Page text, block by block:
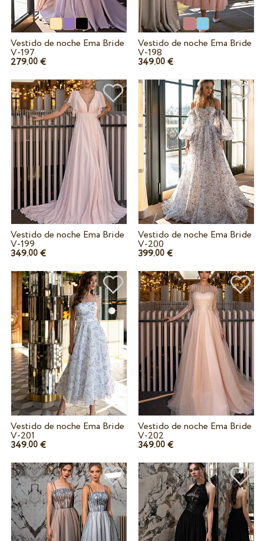
Vestido de noche Ema Bride
V-197
279.00€
Vestido de noche Ema Bride
V-198
349.00 €
Vestido de noche Ema Bride
V-199
349.00€
Vestido de noche Ema Bride
V-200
399.00 €
Vestido de noche Ema Bride
V-201
349.00€
Vestido de noche Ema Bride
V-202
349.00 €